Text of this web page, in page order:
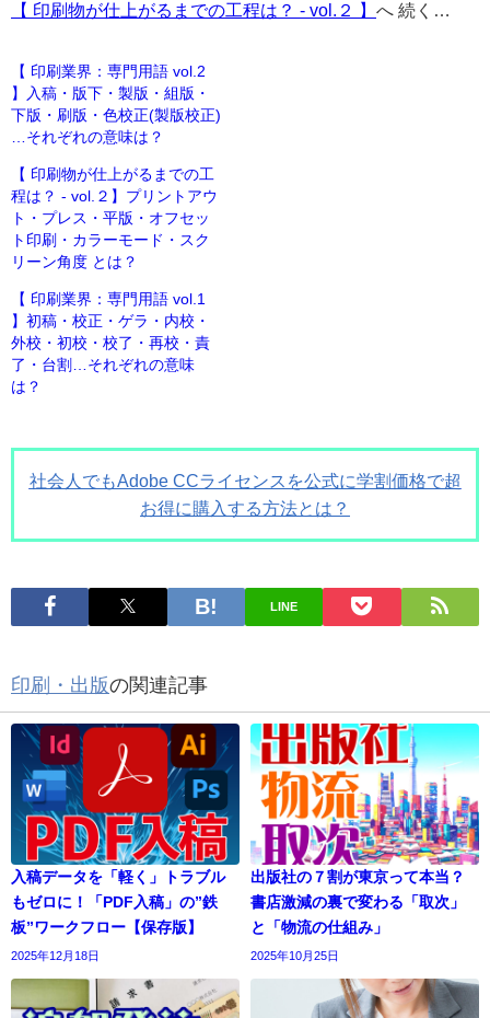
【 印刷物が仕上がるまでの工程は？ - vol.２ 】 へ 続く…
【 印刷業界：専門用語 vol.2
】入稿・版下・製版・組版・
下版・刷版・色校正(製版校正)
…それぞれの意味は？
【 印刷物が仕上がるまでの工
程は？ - vol.２】プリントアウ
ト・プレス・平版・オフセッ
ト印刷・カラーモード・スク
リーン角度 とは？
【 印刷業界：専門用語 vol.1
】初稿・校正・ゲラ・内校・
外校・初校・校了・再校・責
了・台割…それぞれの意味
は？
社会人でもAdobe CCライセンスを公式に学割価格で超
お得に購入する方法とは？
LINE
印刷・出版の関連記事
入稿データを「軽く」トラブル
もゼロに！「PDF入稿」の”鉄
板”ワークフロー【保存版】
2025年12月18日
出版社の７割が東京って本当？
書店激減の裏で変わる「取次」
と「物流の仕組み」
2025年10月25日